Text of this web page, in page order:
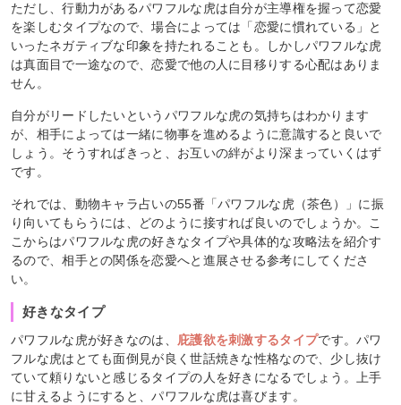
ただし、行動力があるパワフルな虎は自分が主導権を握って恋愛
を楽しむタイプなので、場合によっては「恋愛に慣れている」と
いったネガティブな印象を持たれることも。しかしパワフルな虎
は真面目で一途なので、恋愛で他の人に目移りする心配はありま
せん。
自分がリードしたいというパワフルな虎の気持ちはわかります
が、相手によっては一緒に物事を進めるように意識すると良いで
しょう。そうすればきっと、お互いの絆がより深まっていくはず
です。
それでは、動物キャラ占いの55番「パワフルな虎（茶色）」に振
り向いてもらうには、どのように接すれば良いのでしょうか。こ
こからはパワフルな虎の好きなタイプや具体的な攻略法を紹介す
るので、相手との関係を恋愛へと進展させる参考にしてくださ
い。
好きなタイプ
パワフルな虎が好きなのは、 庇護欲を刺激するタイプです。パワ
フルな虎はとても面倒見が良く世話焼きな性格なので、少し抜け
ていて頼りないと感じるタイプの人を好きになるでしょう。上手
に甘えるようにすると、パワフルな虎は喜びます。